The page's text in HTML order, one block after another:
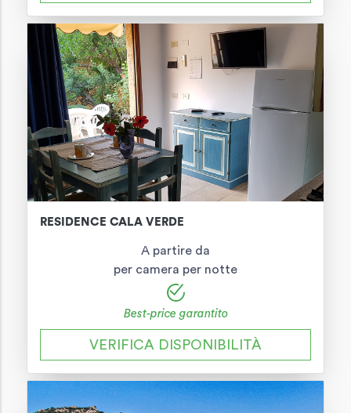
RESIDENCE CALA VERDE
A partire da
per camera per notte
Best-price garantito
VERIFICA DISPONIBILITÀ